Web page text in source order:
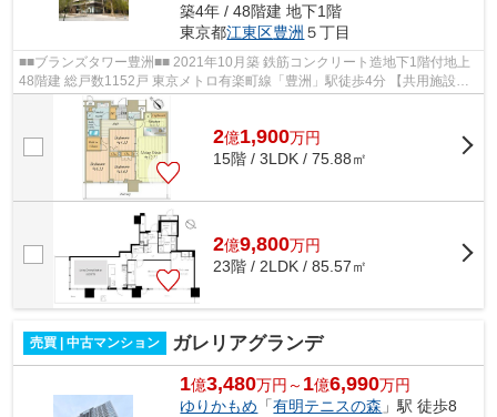
築4年 / 48階建 地下1階
東京都江東区豊洲 ５丁目
■■ブランズタワー豊洲■■ 2021年10月築 鉄筋コンクリート造地下1階付地上
48階建 総戸数1152戸 東京メトロ有楽町線「豊洲」駅徒歩4分 【共用施設】
・ウエルカムホール ・ウエルカム...
2億1,900万円
15階 / 3LDK / 75.88㎡
2億9,800万円
23階 / 2LDK / 85.57㎡
売買 | 中古マンション ガレリアグランデ
1億3,480万円～ 1億6,990万円
ゆりかもめ 「有明テニスの森 」駅 徒歩8